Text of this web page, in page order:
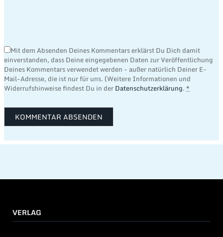
Mit dem Absenden Deines Kommentars erklärst Du Dich damit
einverstanden, dass Deine eingegebenen Daten zur Veröffentlichung
Deines Kommentars verwendet werden - außer natürlich Deiner E-
Mail-Adresse, die ist nur für uns. (Weitere Informationen und
Widerrufshinweise findest Du in derDatenschutzerklärung.*
VERLAG